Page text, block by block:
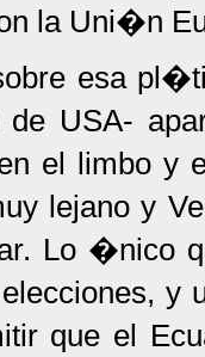
la Uni�n
esa
de USA-
el limbo y
lejano y
Lo �nico
y
que el